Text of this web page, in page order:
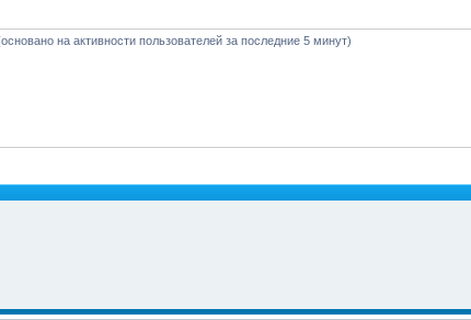
на активности пользователей за последние 5 минут)